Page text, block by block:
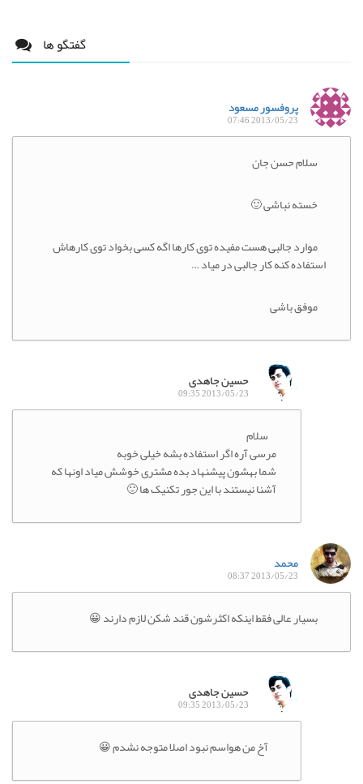
گفتگو ها
پروفسور مسعود
2013/05/23 07:46
سلام حسن جان
خسته نباشی 🙂
موارد جالبی هست مفیده توی کارها اگه کسی بخواد توی کارهاش
استفاده کنه کار جالبی در میاد …
موفق باشی
حسین جاهدی
2013/05/23 09:35
سلام
مرسی آره اگر استفاده بشه خیلی خوبه
شما بهشون پیشنهاد بده مشتری خوشش میاد اونها که
آشنا نیستند با این جور تکنیک ها 🙂
محمد
2013/05/23 08:37
بسیار عالی فقط اینکه اکثرشون قند شکن لازم دارند 😀
حسین جاهدی
2013/05/23 09:35
آخ من هواسم نبود اصلا متوجه نشدم 😀